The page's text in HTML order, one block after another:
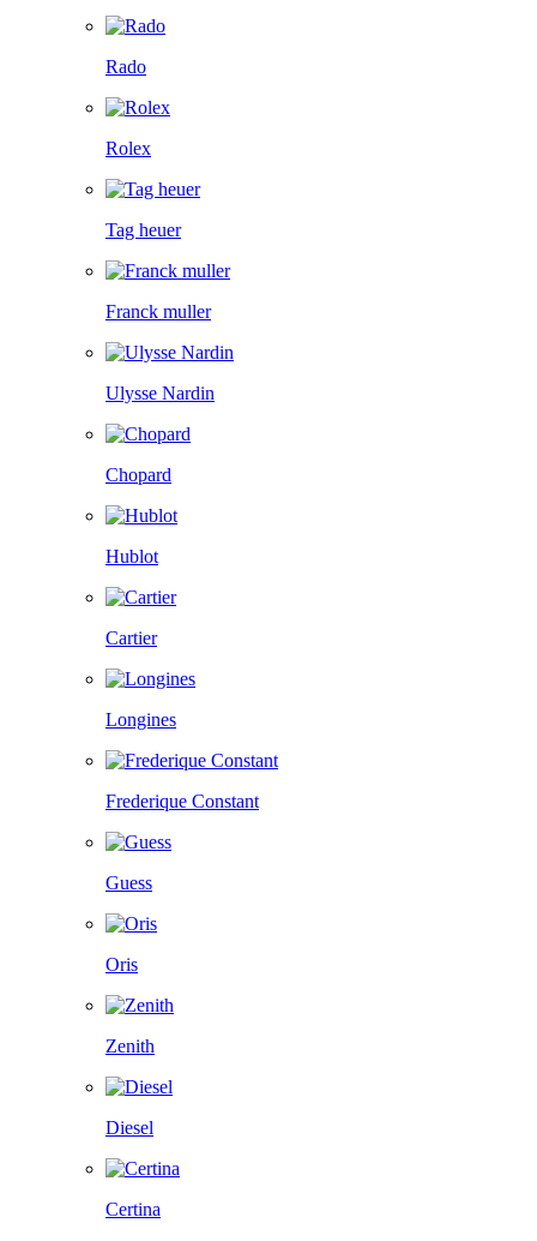
Rado
Rolex
Tag heuer
Franck muller
Ulysse Nardin
Chopard
Hublot
Cartier
Longines
Frederique Constant
Guess
Oris
Zenith
Diesel
Certina